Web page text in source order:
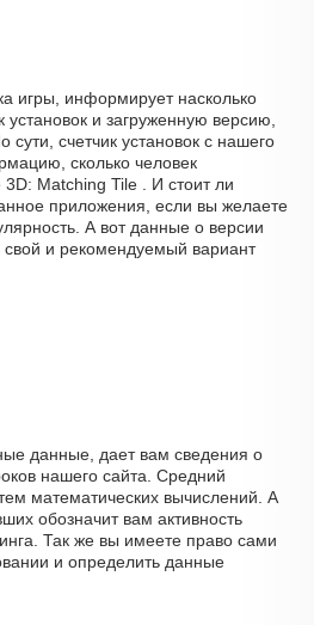
игры, информирует насколько
установок и загруженную версию,
сути, счетчик установок с нашего
сколько человек
Matching Tile . И стоит ли
приложения, если вы желаете
А вот данные о версии
свой и рекомендуемый вариант
данные, дает вам сведения о
нашего сайта. Средний
математических вычислений. А
обозначит вам активность
Так же вы имеете право сами
и определить данные